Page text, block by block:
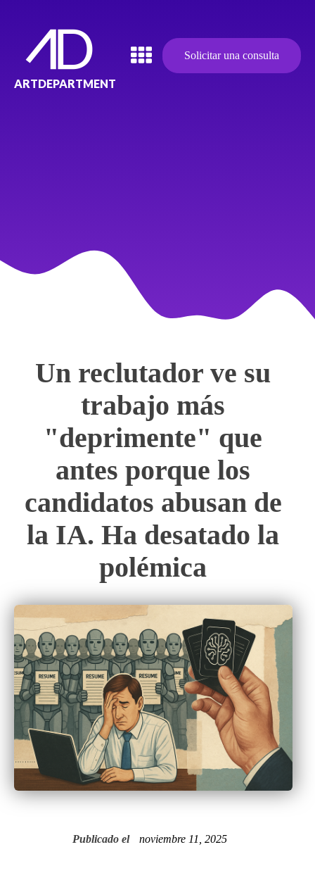
ARTDEPARTMENT
Solicitar una consulta
Un reclutador ve su
trabajo más
"deprimente" que
antes porque los
candidatos abusan de
la IA. Ha desatado la
polémica
Publicado el noviembre 11, 2025